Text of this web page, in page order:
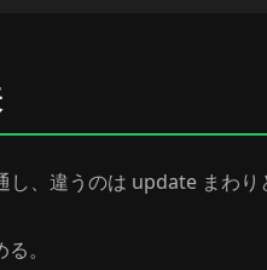
、違うのは update まわり
。